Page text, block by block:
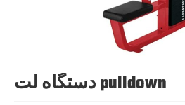
دستگاه لت pulldown